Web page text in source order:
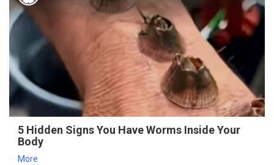
5 Hidden Signs You Have Worms Inside Your
Body
More